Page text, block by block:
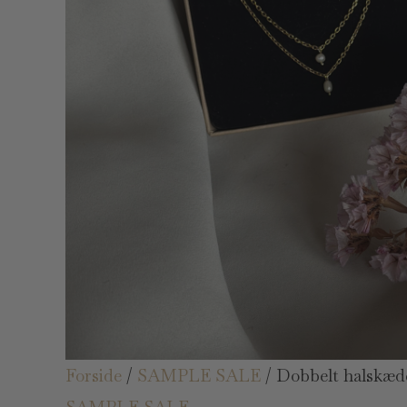
Forside / SAMPLE SALE / Dobbelt